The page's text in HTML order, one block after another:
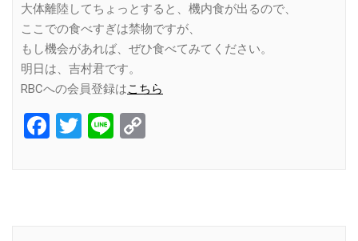
大体離陸してちょっとすると、機内食が出るので、
ここでの食べすぎは禁物ですが、
もし機会があれば、ぜひ食べてみてください。
明日は、吉村君です。
RBCへの会員登録はこちら
Facebook
Twitter
Line